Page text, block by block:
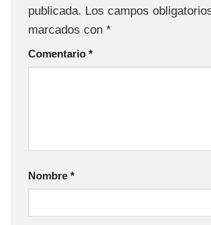
publicada. Los campos
marcados con *
Comentario *
Nombre *